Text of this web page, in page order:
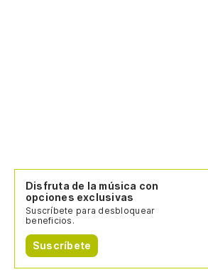
Disfruta de la música con
opciones exclusivas
Suscríbete para desbloquear
beneficios.
Suscríbete